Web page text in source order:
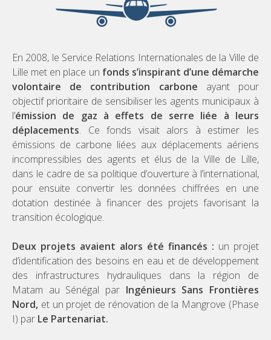
En 2008, le Service Relations Internationales de la Ville de
Lille met en place un fonds s’inspirant d’une démarche
volontaire de contribution carbone ayant pour
objectif prioritaire de sensibiliser les agents municipaux à
l’émission de gaz à effets de serre liée à leurs
déplacements. Ce fonds visait alors à estimer les
émissions de carbone liées aux déplacements aériens
incompressibles des agents et élus de la Ville de Lille,
dans le cadre de sa politique d’ouverture à l’international,
pour ensuite convertir les données chiffrées en une
dotation destinée à financer des projets favorisant la
transition écologique.
Deux projets avaient alors été financés : un projet
d’identification des besoins en eau et de développement
des infrastructures hydrauliques dans la région de
Matam au Sénégal par Ingénieurs Sans Frontières
Nord, et un projet de rénovation de la Mangrove (Phase
I) par Le Partenariat.